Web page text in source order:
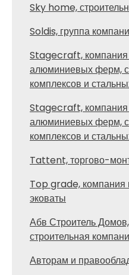
Sky home,
Soldis, группа
Stagecraft, компания
алюминиевых ферм,
комплексов и
Stagecraft, компания
алюминиевых ферм,
комплексов и
Tattent, торгово-
Top grade, компания
эковаты
Абв Строитель
строительная
Авторам и